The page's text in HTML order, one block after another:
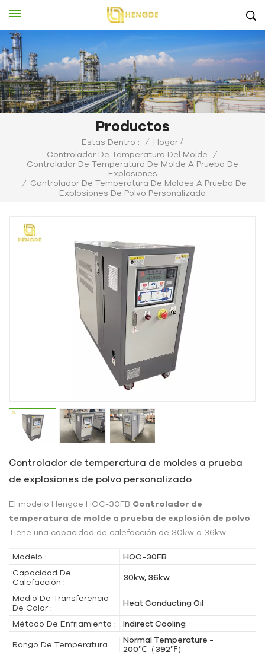
Productos
Estas Dentro : / Hogar /
Controlador De Temperatura Del Molde
/
Controlador De Temperatura De Molde A Prueba De
Explosiones
/
Controlador De Temperatura De Moldes A Prueba De
Explosiones De Polvo Personalizado
Controlador de temperatura de moldes a prueba
de explosiones de polvo personalizado
El modelo Hengde HOC-30FB Controlador de
temperatura de molde a prueba de explosión de polvo
Tiene una capacidad de calefacción de 30kw o 36kw.
Modelo :
HOC-30FB
Capacidad De
Calefacción :
30kw, 36kw
Medio De Transferencia
De Calor :
Heat Conducting Oil
Método De Enfriamiento : Indirect Cooling
Rango De Temperatura :
Normal Temperature -
200℃（392℉）